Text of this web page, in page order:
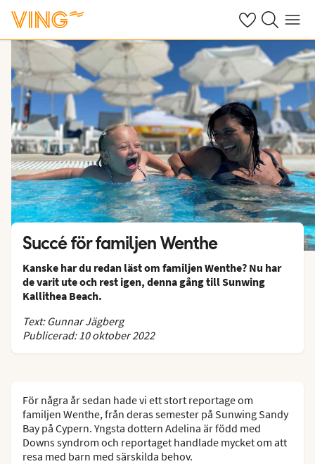
Se dinaSök på ving.se
Meny
Succé för familjen Wenthe
Kanske har du redan läst om familjen Wenthe? Nu har
de varit ute och rest igen, denna gång till Sunwing
Kallithea Beach.
Text: Gunnar Jägberg
Publicerad: 10 oktober 2022
För några år sedan hade vi ett stort reportage om
familjen Wenthe, från deras semester på Sunwing Sandy
Bay på Cypern. Yngsta dottern Adelina är född med
Downs syndrom och reportaget handlade mycket om att
resa med barn med särskilda behov.